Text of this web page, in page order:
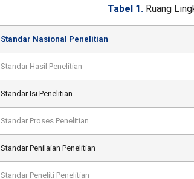
Tabel 1.Ruang
Standar Nasional Penelitian
Standar Hasil Penelitian
Standar Isi Penelitian
Standar Proses Penelitian
Standar Penilaian Penelitian
Standar Peneliti Penelitian